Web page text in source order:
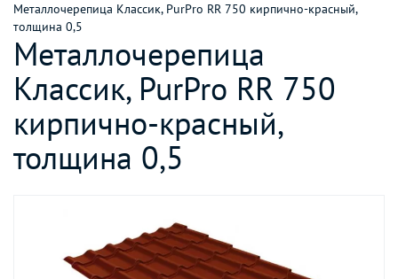
Металлочерепица Классик, PurPro RR 750 кирпично-красный,
толщина 0,5
Металлочерепица
Классик, PurPro RR 750
кирпично-красный,
толщина 0,5